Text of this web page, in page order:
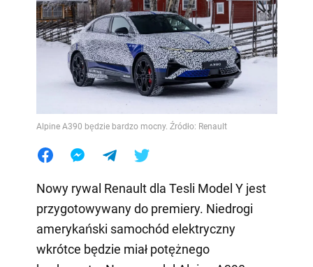
Alpine A390 będzie bardzo mocny. Źródło: Renault
Nowy rywal Renault dla Tesli Model Y jest
przygotowywany do premiery. Niedrogi
amerykański samochód elektryczny
wkrótce będzie miał potężnego